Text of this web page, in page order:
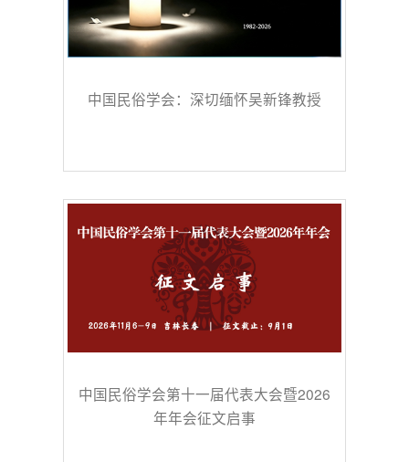
中国民俗学会：深切缅怀吴新锋教授
中国民俗学会第十一届代表大会暨2026
年年会征文启事